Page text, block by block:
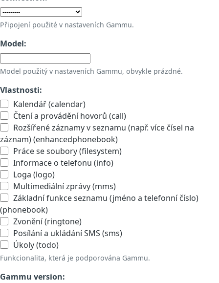
Připojení použité v nastaveních Gammu.
Model:
Model použitý v nastaveních Gammu, obvykle prázdné.
Vlastnosti:
Kalendář (calendar)
Čtení a provádění hovorů (call)
Rozšířené záznamy v seznamu (např. více čísel na
záznam) (enhancedphonebook)
Práce se soubory (filesystem)
Informace o telefonu (info)
Loga (logo)
Multimediální zprávy (mms)
Základní funkce seznamu (jméno a telefonní číslo)
(phonebook)
Zvonění (ringtone)
Posílání a ukládání SMS (sms)
Úkoly (todo)
Funkcionalita, která je podporována Gammu.
Gammu version: